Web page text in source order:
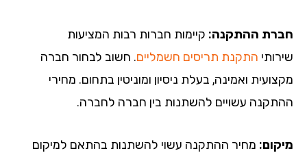
ההתקנה:קיימות חברות רבות המציעות
התקנת תריסים חשמליים. חשוב לבחור חברה
ואמינה, בעלת ניסיון ומוניטין בתחום. מחירי
עשויים להשתנות בין חברה לחברה.
מחיר ההתקנה עשוי להשתנות בהתאם למיקום